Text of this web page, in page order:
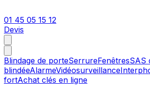
01 45 05 15 12
Devis
Blindage de porteSerrureFenêtresSAS
blindéeAlarmeVidéosurveillance
fortAchat clés en ligne